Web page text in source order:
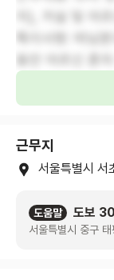
지), 거실 및 어
근무지
서울특별시 서
도움말 도보
서울특별시 중구